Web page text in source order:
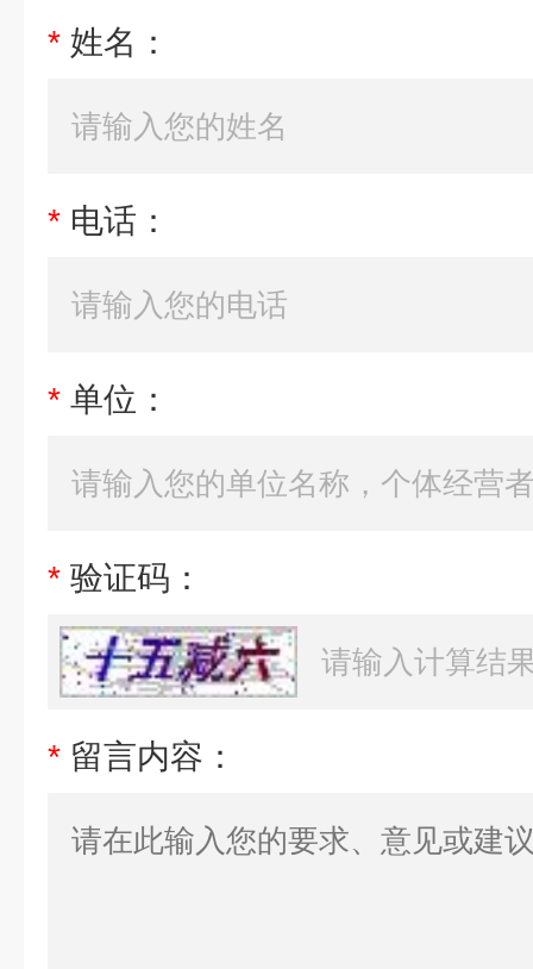
* 姓名：
* 电话：
* 单位：
* 验证码：
* 留言内容：